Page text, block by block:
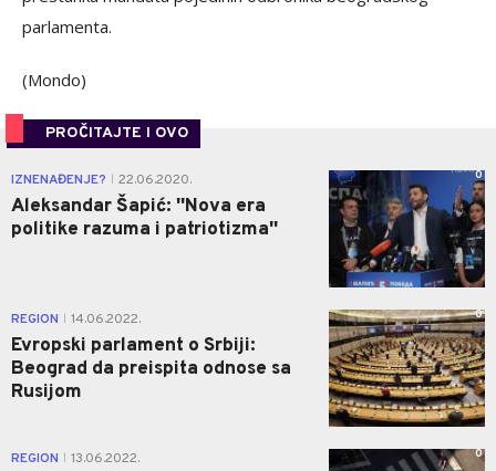
parlamenta.
(Mondo)
PROČITAJTE I OVO
IZNENAĐENJE? 22.06.2020.
Aleksandar Šapić: ''Nova era
politike razuma i patriotizma''
0
REGION 14.06.2022.
Evropski parlament o Srbiji:
Beograd da preispita odnose sa
Rusijom
0
REGION 13.06.2022. 0